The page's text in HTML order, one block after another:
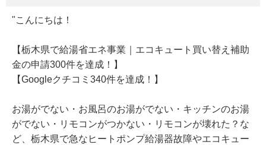
"こんにちは！
【栃木県で給湯省エネ事業｜エコキュート買い替え補助
金の申請300件を達成！】
【Googleクチコミ340件を達成！】
お湯がでない・お風呂のお湯がでない・キッチンのお湯
がでない・リモコンがつかない・リモコンが壊れた？な
ど、栃木県で急なヒートポンプ給湯器故障やエコキュー